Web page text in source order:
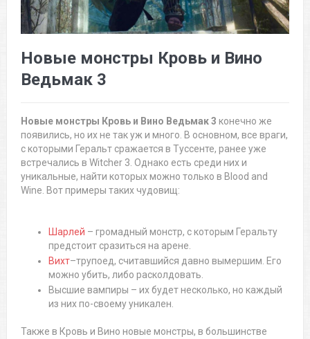
Новые монстры Кровь и Вино
Ведьмак 3
Новые монстры Кровь и Вино Ведьмак 3 конечно же
появились, но их не так уж и много. В основном, все враги,
с которыми Геральт сражается в Туссенте, ранее уже
встречались в Witcher 3. Однако есть среди них и
уникальные, найти которых можно только в Blood and
Wine. Вот примеры таких чудовищ:
Шарлей – громадный монстр, с которым Геральту
предстоит сразиться на арене.
Вихт–трупоед, считавшийся давно вымершим. Его
можно убить, либо расколдовать.
Высшие вампиры – их будет несколько, но каждый
из них по-своему уникален.
Также в Кровь и Вино новые монстры, в большинстве